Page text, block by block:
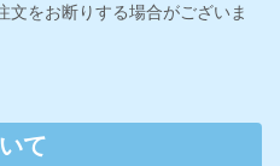
文をお断りする場合がございま
て